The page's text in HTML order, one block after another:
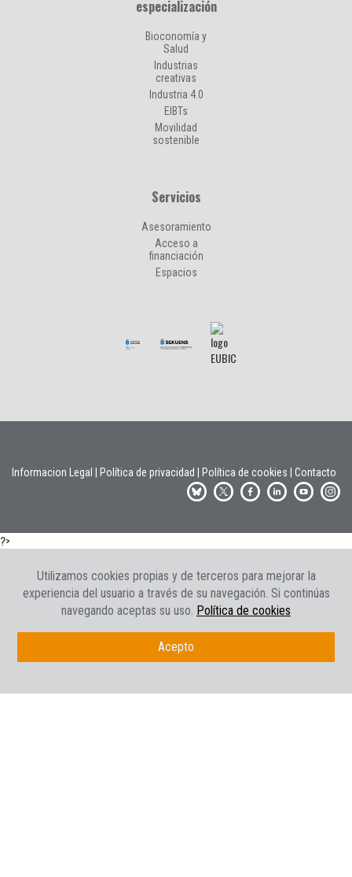
especialización
Bioconomía y
Salud
Industrias
creativas
Industria 4.0
EIBTs
Movilidad
sostenible
Servicios
Asesoramiento
Acceso a
financiación
Espacios
Informacion Legal Política de privacidad Política de cookies Contacto
?>
Utilizamos cookies propias y de terceros para mejorar la
experiencia del usuario a través de su navegación. Si continúas
navegando aceptas su uso. Política de cookies
Acepto